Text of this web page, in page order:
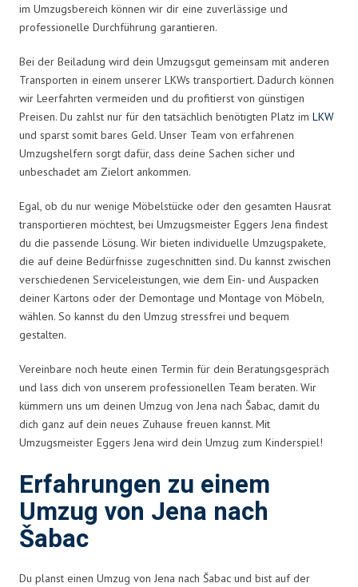
im Umzugsbereich können wir dir eine zuverlässige und
professionelle Durchführung garantieren.
Bei der Beiladung wird dein Umzugsgut gemeinsam mit anderen
Transporten in einem unserer LKWs transportiert. Dadurch können
wir Leerfahrten vermeiden und du profitierst von günstigen
Preisen. Du zahlst nur für den tatsächlich benötigten Platz im LKW
und sparst somit bares Geld. Unser Team von erfahrenen
Umzugshelfern sorgt dafür, dass deine Sachen sicher und
unbeschadet am Zielort ankommen.
Egal, ob du nur wenige Möbelstücke oder den gesamten Hausrat
transportieren möchtest, bei Umzugsmeister Eggers Jena findest
du die passende Lösung. Wir bieten individuelle Umzugspakete,
die auf deine Bedürfnisse zugeschnitten sind. Du kannst zwischen
verschiedenen Serviceleistungen, wie dem Ein- und Auspacken
deiner Kartons oder der Demontage und Montage von Möbeln,
wählen. So kannst du den Umzug stressfrei und bequem
gestalten.
Vereinbare noch heute einen Termin für dein Beratungsgespräch
und lass dich von unserem professionellen Team beraten. Wir
kümmern uns um deinen Umzug von Jena nach Šabac, damit du
dich ganz auf dein neues Zuhause freuen kannst. Mit
Umzugsmeister Eggers Jena wird dein Umzug zum Kinderspiel!
Erfahrungen zu einem
Umzug von Jena nach
Šabac
Du planst einen Umzug von Jena nach Šabac und bist auf der